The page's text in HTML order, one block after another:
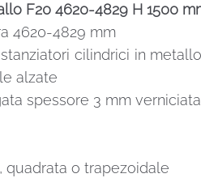
F20 4620-4829 H 1500
4620-4829 mm
cilindrici in
alzate
spessore 3 mm verniciata
quadrata o trapezoidale